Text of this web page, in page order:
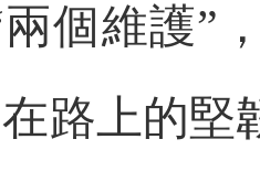
個維護”
路上的堅